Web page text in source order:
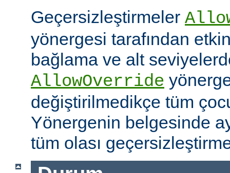
Geçersizleştirmeler
yönergesi tarafından
bağlama ve alt
AllowOverride
değiştirilmedikçe tüm
Yönergenin belgesinde
tüm olası